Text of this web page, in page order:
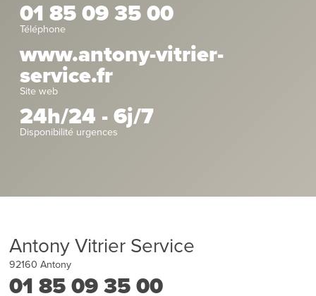
01 85 09 35 00
Téléphone
www.antony-vitrier-
service.fr
Site web
24h/24 - 6j/7
Disponibilité urgences
Antony Vitrier Service
92160 Antony
01 85 09 35 00